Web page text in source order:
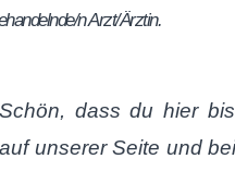
n Arzt/Ärztin.
Schön, dass du hier
auf unserer Seite und